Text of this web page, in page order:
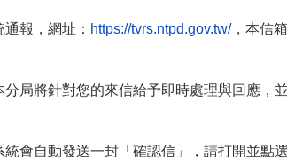
報，網址： https://tvrs.ntpd.gov.tw/，本信
局將針對您的來信給予即時處理與回應，
會自動發送一封「確認信」，請打開並點